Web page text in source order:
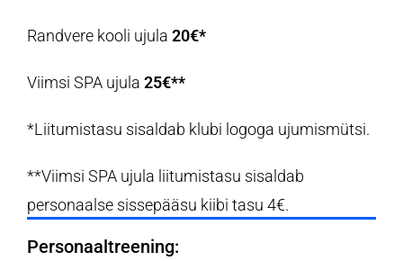
Randvere kooli ujula 20€*
Viimsi SPA ujula 25€**
*Liitumistasu sisaldab klubi logoga ujumismütsi.
**Viimsi SPA ujula liitumistasu sisaldab
personaalse sissepääsu kiibi tasu 4€.
Personaaltreening: